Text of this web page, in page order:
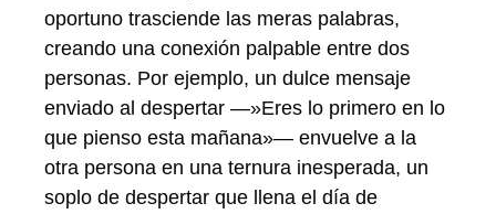
oportuno trasciende las meras palabras,
creando una conexión palpable entre dos
personas. Por ejemplo, un dulce mensaje
enviado al despertar —»Eres lo primero en lo
que pienso esta mañana»— envuelve a la
otra persona en una ternura inesperada, un
soplo de despertar que llena el día de